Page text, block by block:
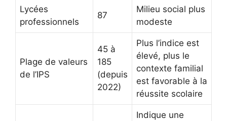
Lycées
professionnels
87
Milieu social plus
modeste
Plage de valeurs
de l’IPS
45 à
185
(depuis
2022)
Plus l’indice est
élevé, plus le
contexte familial
est favorable à la
réussite scolaire
Indique une